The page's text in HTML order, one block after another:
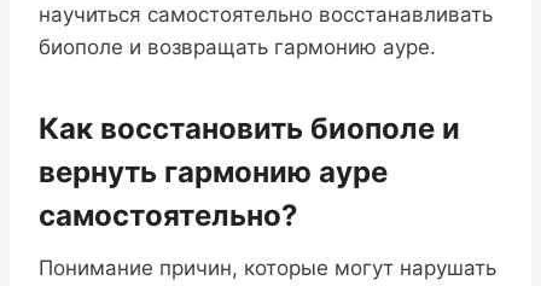
научиться самостоятельно восстанавливать
биополе и возвращать гармонию ауре.
Как восстановить биополе и
вернуть гармонию ауре
самостоятельно?
Понимание причин, которые могут нарушать